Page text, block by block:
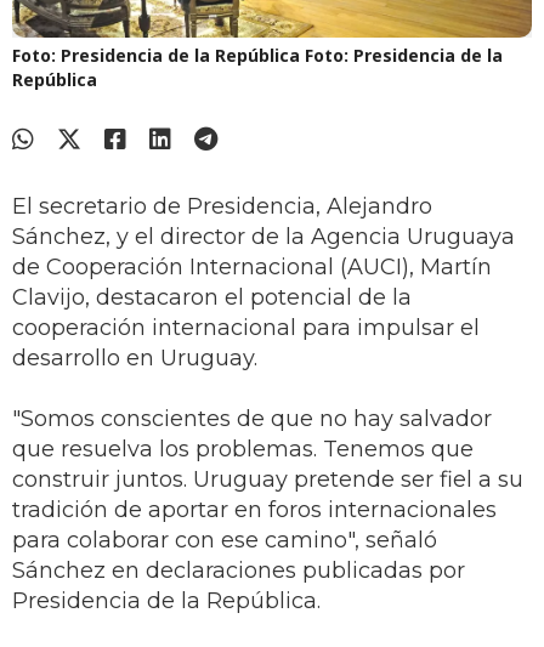
Foto: Presidencia de la República Foto: Presidencia de la
República
El secretario de Presidencia, Alejandro
Sánchez, y el director de la Agencia Uruguaya
de Cooperación Internacional (AUCI), Martín
Clavijo, destacaron el potencial de la
cooperación internacional para impulsar el
desarrollo en Uruguay.
"Somos conscientes de que no hay salvador
que resuelva los problemas. Tenemos que
construir juntos. Uruguay pretende ser fiel a su
tradición de aportar en foros internacionales
para colaborar con ese camino", señaló
Sánchez en declaraciones publicadas por
Presidencia de la República.